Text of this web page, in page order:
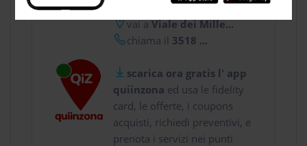
usa gratis quiinzona e :
vai aViale dei Mille...
chiama il 3518 ...
scarica ora gratis l' app
quiinzona ed usa le fidelity
card, le offerte, i coupons
acquisti, richiedi preventivi, e
prenota i servizi nei punti